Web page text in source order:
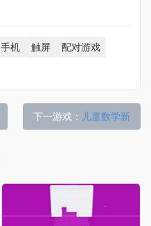
手机 触屏
配对游戏
下一游戏： 儿童数学新